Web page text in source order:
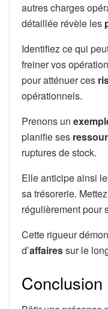
autres charges
détaillée révèle les
Identifiez ce qui
freiner vos
pour atténuer ces
opérationnels.
Prenons un
planifie ses
ruptures de stock.
Elle anticipe ainsi
sa trésorerie.
régulièrement pour
Cette rigueur
d’affairessur le
Conclusion